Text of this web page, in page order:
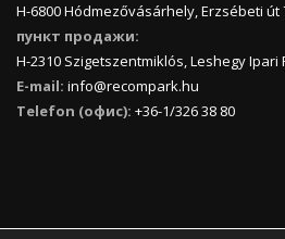
H-6800 Hódmezővásárhely, Erzsébeti út
пункт продажи:
H-2310 Szigetszentmiklós, Leshegy Ipari
E-mail: info@recompark.hu
Telefon (офис): +36-1/326 38 80